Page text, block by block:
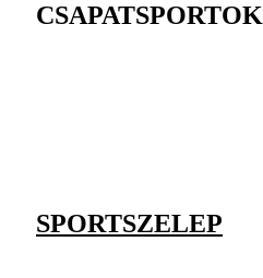
CSAPATSPORTOK
SPORTSZELEP